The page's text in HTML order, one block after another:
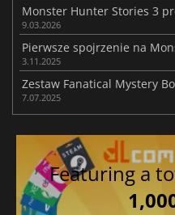
9.03.2026
3.11.2025
7.07.2025
Featuring a